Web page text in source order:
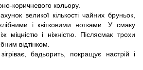
коричневого кольору.
великої кількості чайних бруньок,
і квітковими нотками. У смаку
міцністю і ніжністю. Післясмак трохи
відтінком.
бадьорить, покращує настрій і